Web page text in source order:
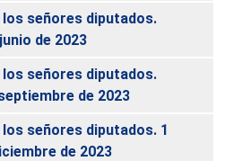
señores diputados.
de 2023
señores diputados.
de 2023
señores diputados. 1
de 2023